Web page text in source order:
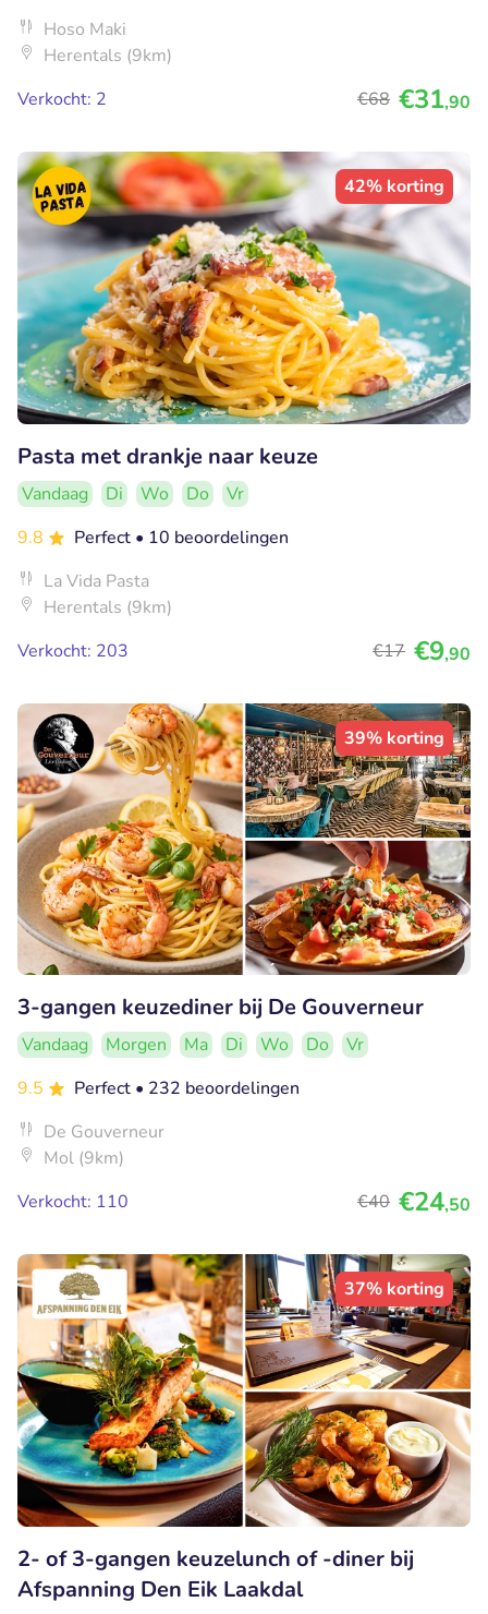
Hoso Maki
Herentals (9km)
Verkocht: 2
€68 €31,90
42% korting
Pasta met drankje naar keuze
Vandaag Di Wo Do
Vr
9.8
Perfect • 10 beoordelingen
La Vida Pasta
Herentals (9km)
Verkocht: 203
€17 €9,90
39% korting
3-gangen keuzediner bij De Gouverneur
Vandaag Morgen Ma Di Wo Do
Vr
9.5
Perfect • 232 beoordelingen
De Gouverneur
Mol (9km)
Verkocht: 110
€40 €24,50
37% korting
2- of 3-gangen keuzelunch of -diner bij
Afspanning Den Eik Laakdal